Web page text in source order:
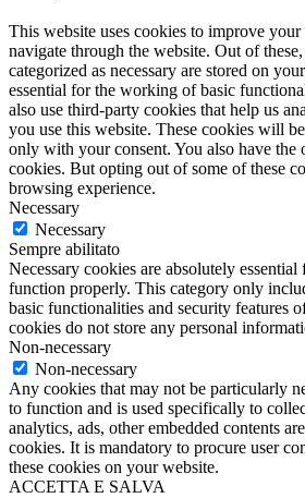
This website uses cookies to improve
navigate through the website. Out of
categorized as necessary are stored on
essential for the working of basic
also use third-party cookies that help us
you use this website. These cookies will
only with your consent. You also have the
cookies. But opting out of some of these
browsing experience.
Necessary
Necessary
Sempre abilitato
Necessary cookies are absolutely
function properly. This category only
basic functionalities and security features
cookies do not store any personal
Non-necessary
Non-necessary
Any cookies that may not be particularly
to function and is used specifically to
analytics, ads, other embedded contents
cookies. It is mandatory to procure user
these cookies on your website.
ACCETTA E SALVA